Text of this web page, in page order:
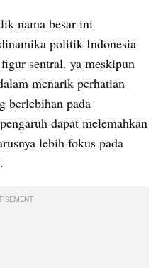
nama besar ini
politik Indonesia
sentral. ya meskipun
menarik perhatian
berlebihan pada
dapat melemahkan
lebih fokus pada